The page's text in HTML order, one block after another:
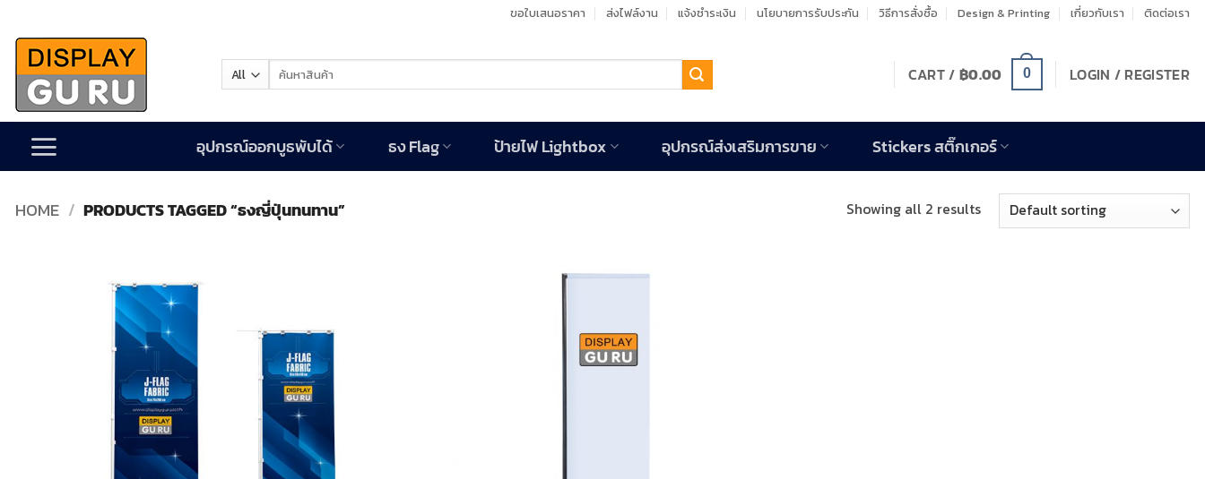
content
ขอใบเสนอราคา ส่งไฟล์งาน แจ้งชำระเงิน นโยบายการรับประกัน วิธีการสั่งซื้อ Design & Printing เกี่ยวกับเรา ติดต่อเรา
Search
for:
CART /฿0.00 0 LOGIN / REGISTER
อุปกรณ์ออกบูธพับได้ ธง Flag ป้ายไฟ Lightbox อุปกรณ์ส่งเสริมการขาย Stickers สติ๊กเกอร์
HOME / PRODUCTS TAGGED “ธงญี่ปุ่นทนทาน” Showing all 2 results